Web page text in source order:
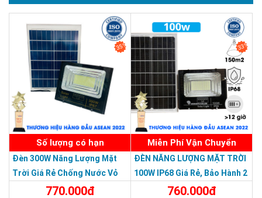
SẢN PHẨM CHẤT LƯỢNG - DỊCH VỤ TIN DÙNG LẦN VII - 2020
35%
Số lượng có hạn
Đèn 300W Năng Lượng Mặt
Trời Giá Rẻ Chống Nước Vỏ
Nhôm Đúc770.000đ
33%
Miễn Phí Vận Chuyển
ĐÈN NĂNG LƯỢNG MẶT TRỜI
100W IP68 Giá Rẻ, Bảo Hành 2
760.000đ